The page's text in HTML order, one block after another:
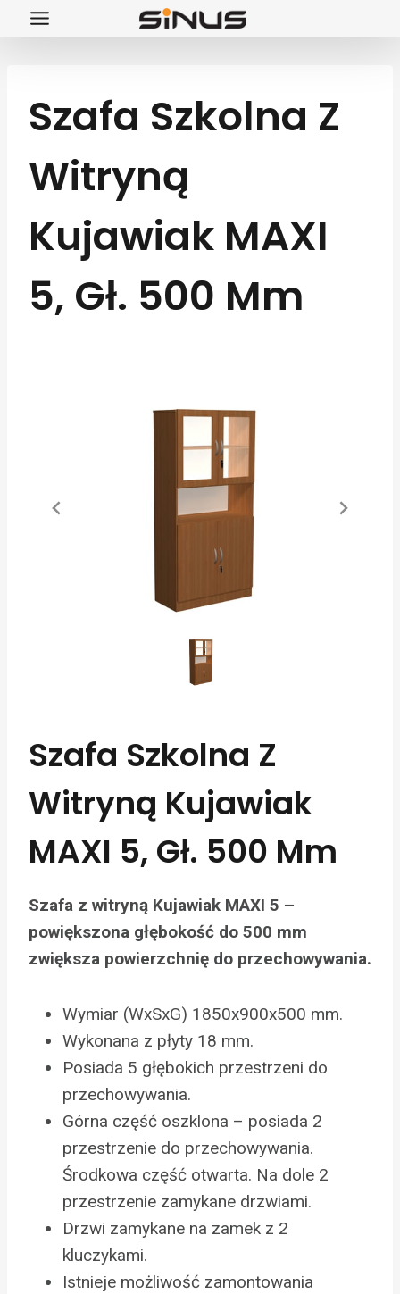
Przejdź
Szafa Szkolna Z
Witryną
Kujawiak MAXI
5, Gł. 500 Mm
Szafa Szkolna Z
Witryną Kujawiak
MAXI 5, Gł. 500 Mm
Szafa z witryną Kujawiak MAXI 5 –
powiększona głębokość do 500 mm
zwiększa powierzchnię do przechowywania.
Wymiar (WxSxG) 1850x900x500 mm.
Wykonana z płyty 18 mm.
Posiada 5 głębokich przestrzeni do
przechowywania.
Górna część oszklona – posiada 2
przestrzenie do przechowywania.
Środkowa część otwarta. Na dole 2
przestrzenie zamykane drzwiami.
Drzwi zamykane na zamek z 2
kluczykami.
Istnieje możliwość zamontowania